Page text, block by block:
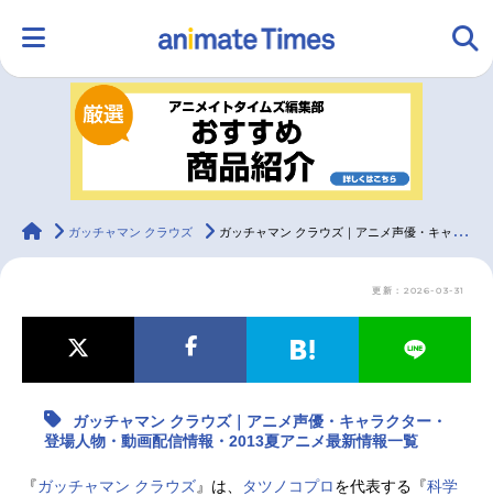
ランキング アニメ
ラジオ みんなの声
最新記事一覧
アニメ記事一覧 声優記事一覧
animateTimes
ガッチャマン クラウズ ガッチャマン クラウズ｜アニメ声優・キャラクター・登場人物・動画配信情報・2013夏アニメ最新情報一覧
更新：2026-03-31
ガッチャマン クラウズ｜アニメ声優・キャラクター・
登場人物・動画配信情報・2013夏アニメ最新情報一覧
『ガッチャマン クラウズ』は、 タツノコプロを代表する『科学